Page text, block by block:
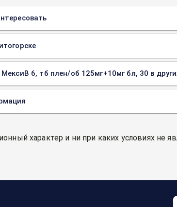
6, тб плен/об 125мг+10мг бл, 30 в
характер и ни при каких условиях не